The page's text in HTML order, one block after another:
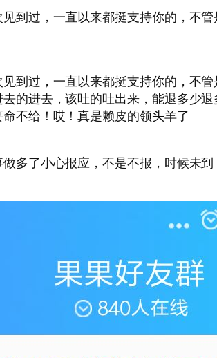
到过，一直以来都挺支持你的，不
到过，一直以来都挺支持你的，不
的进去，该吐的吐出来，能退多少
不给！哎！真是赖皮的领头羊了
多了小心报应，不是不报，时候未到